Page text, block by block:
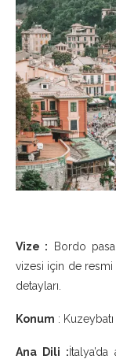
Vize : Bordo
vizesi için de resmi
detayları.
Konum :
Ana Dili :